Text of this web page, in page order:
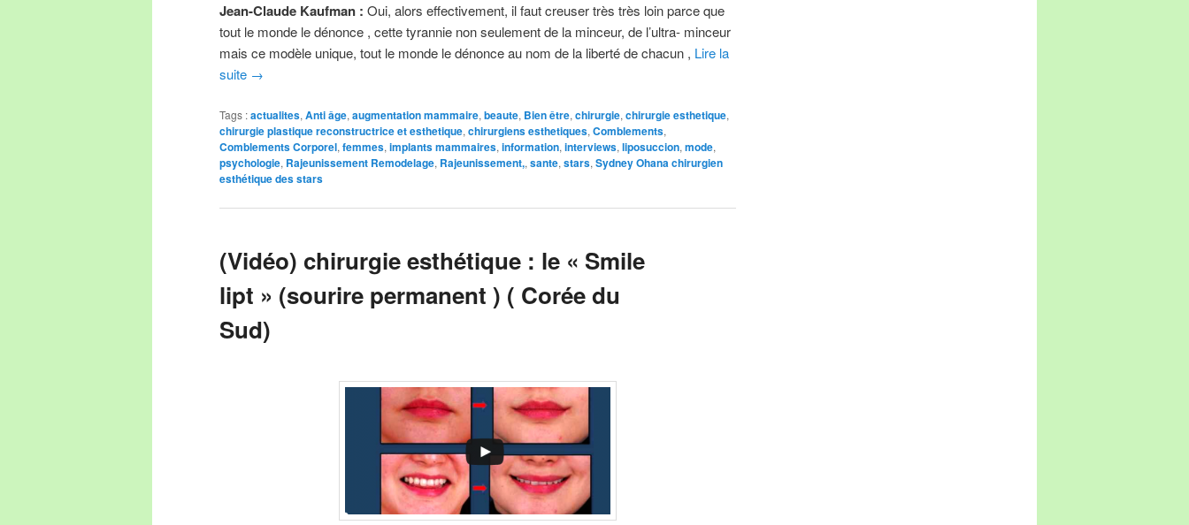
Jean-Claude Kaufman : Oui, alors effectivement, il faut creuser très très loin parce que
tout le monde le dénonce , cette tyrannie non seulement de la minceur, de l’ultra- minceur
mais ce modèle unique, tout le monde le dénonce au nom de la liberté de chacun , Lire la
suite →
Tags :actualites, Anti âge, augmentation mammaire, beaute, Bien être, chirurgie, chirurgie esthetique,
chirurgie plastique reconstructrice et esthetique, chirurgiens esthetiques, Comblements,
Comblements Corporel, femmes, implants mammaires, information, interviews, liposuccion, mode,
psychologie, Rajeunissement Remodelage, Rajeunissement,, sante, stars, Sydney Ohana chirurgien
esthétique des stars
(Vidéo) chirurgie esthétique : le « Smile
lipt » (sourire permanent ) ( Corée du
Sud)